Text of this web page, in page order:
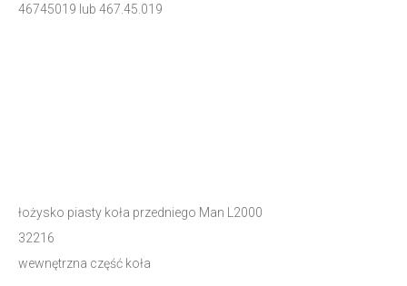
46745019 lub 467.45.019
łożysko piasty koła przedniego Man L2000
32216
wewnętrzna część koła